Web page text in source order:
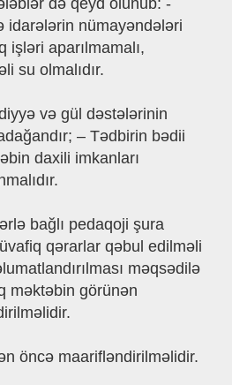
də qeyd olunub: -
idarələrin nümayəndələri
işləri aparılmamalı,
su olmalıdır.
və gül dəstələrinin
– Tədbirin bədii
daxili imkanları
bağlı pedaqoji şura
qərarlar qəbul edilməli
məqsədilə
məktəbin görünən
öncə maarifləndirilməlidir.